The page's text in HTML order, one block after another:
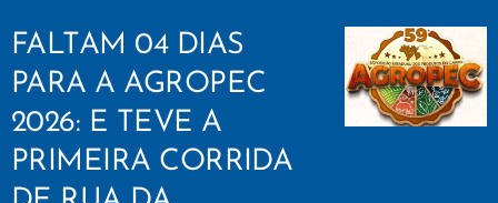
FALTAM 04 DIAS
PARA A AGROPEC
2026: E TEVE A
PRIMEIRA CORRIDA